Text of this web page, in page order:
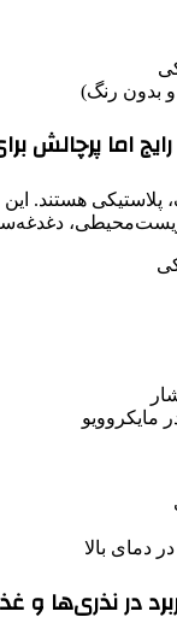
بدون رنگ)
اما پرچالش
هستند.
مایکروویو
دمای بالا
در نذری‌ها و